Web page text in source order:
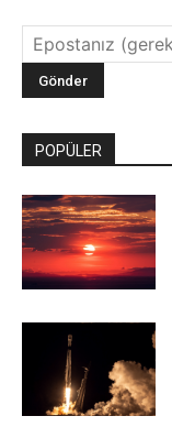
POPÜLER